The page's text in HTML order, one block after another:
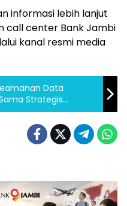
informasi lebih lanjut
call center Bank Jambi
kanal resmi media
Data
Strategis